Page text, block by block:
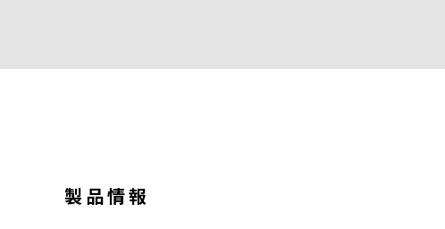
製品情報